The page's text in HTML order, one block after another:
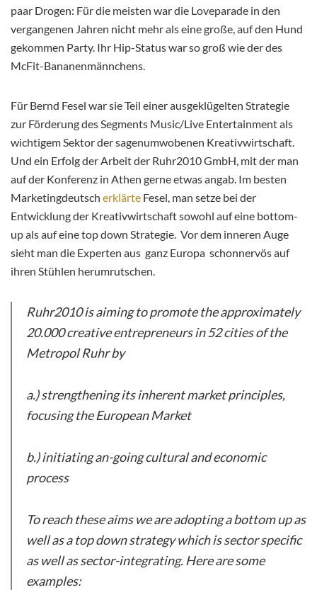
paar Drogen: Für die meisten war die Loveparade in den
vergangenen Jahren nicht mehr als eine große, auf den Hund
gekommen Party. Ihr Hip-Status war so groß wie der des
McFit-Bananenmännchens.
Für Bernd Fesel war sie Teil einer ausgeklügelten Strategie
zur Förderung des Segments Music/Live Entertainment als
wichtigem Sektor der sagenumwobenen Kreativwirtschaft.
Und ein Erfolg der Arbeit der Ruhr2010 GmbH, mit der man
auf der Konferenz in Athen gerne etwas angab. Im besten
Marketingdeutsch erklärte Fesel, man setze bei der
Entwicklung der Kreativwirtschaft sowohl auf eine bottom-
up als auf eine top down Strategie. Vor dem inneren Auge
sieht man die Experten aus ganz Europa schonnervös auf
ihren Stühlen herumrutschen.
Ruhr2010 is aiming to promote the approximately
20.000 creative entrepreneurs in 52 cities of the
Metropol Ruhr by
a.) strengthening its inherent market principles,
focusing the European Market
b.) initiating an-going cultural and economic
process
To reach these aims we are adopting a bottom up as
well as a top down strategy which is sector specific
as well as sector-integrating. Here are some
examples: